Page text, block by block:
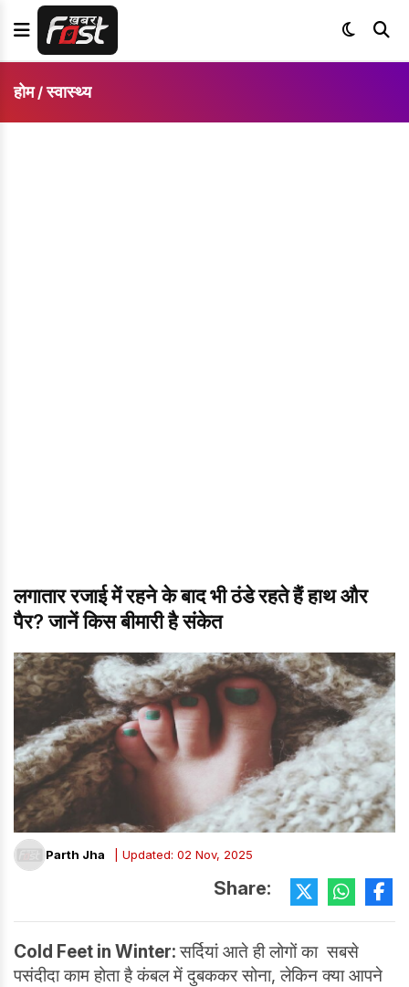
होम/ स्वास्थ्य
लगातार रजाई में रहने के बाद भी ठंडे रहते हैं हाथ और
पैर? जानें किस बीमारी है संकेत
Parth Jha | Updated: 02 Nov, 2025
Share:
Cold Feet in Winter:सर्दियां आते ही लोगों का सबसे
पसंदीदा काम होता है कंबल में दुबककर सोना, लेकिन क्या आपने